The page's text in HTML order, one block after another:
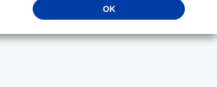
OK